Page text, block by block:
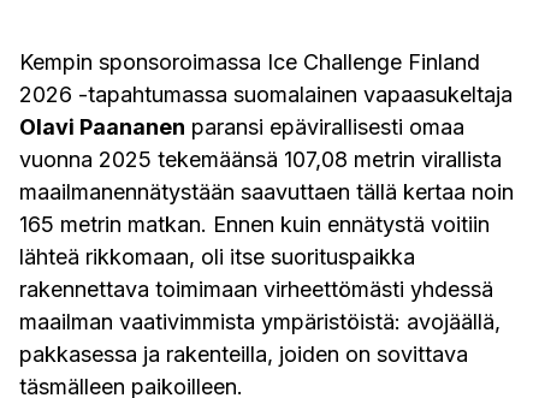
Kempin sponsoroimassa Ice Challenge Finland
2026 -tapahtumassa suomalainen vapaasukeltaja
Olavi Paananen paransi epävirallisesti omaa
vuonna 2025 tekemäänsä 107,08 metrin virallista
maailmanennätystään saavuttaen tällä kertaa noin
165 metrin matkan. Ennen kuin ennätystä voitiin
lähteä rikkomaan, oli itse suorituspaikka
rakennettava toimimaan virheettömästi yhdessä
maailman vaativimmista ympäristöistä: avojäällä,
pakkasessa ja rakenteilla, joiden on sovittava
täsmälleen paikoilleen.